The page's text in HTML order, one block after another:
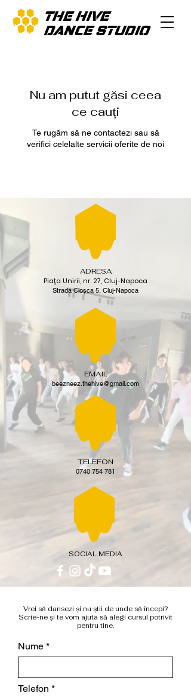
THE HIVE
DANCE STUDIO
Nu am putut găsi ceea
ce cauți
Te rugăm să ne contactezi sau să
verifici celelalte servicii oferite de noi
ADRESA
Piața Unirii, nr. 27, Cluj-Napoca
Strada Cloșca 5, Cluj-Napoca
EMAIL
beezneez.thehive@gmail.com
TELEFON
0740 754 781
SOCIAL MEDIA
Vrei să dansezi și nu știi de unde să începi?
Scrie-ne și te vom ajuta să alegi cursul potrivit
pentru tine.
Nume
Telefon